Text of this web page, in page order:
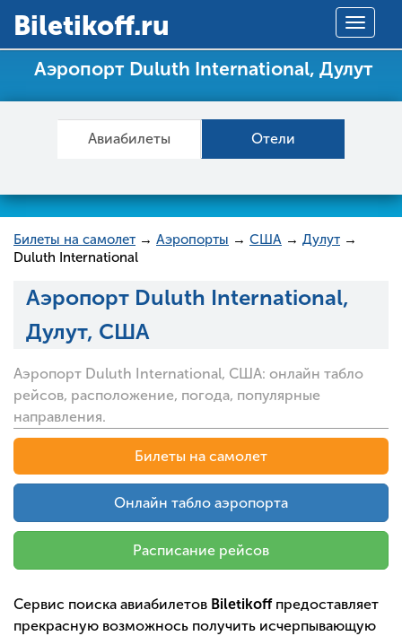
Toggle
Вiletikoff.ru
Аэропорт Duluth International, Дулут
Авиабилеты Отели
Билеты на самолет → Аэропорты → США → Дулут →
Duluth International
Аэропорт Duluth International,
Дулут, США
Аэропорт Duluth International, США: онлайн табло
рейсов, расположение, погода, популярные
направления.
Билеты на самолет
Онлайн табло аэропорта
Расписание рейсов
Сервис поиска авиабилетов Biletikoffпредоставляет
прекрасную возможнось получить исчерпывающую